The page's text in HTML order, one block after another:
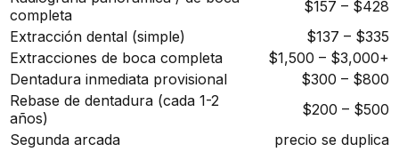
completa
$157 – $428
Extracción dental (simple)
$137 – $335
Extracciones de boca completa
$1,500 – $3,000+
Dentadura inmediata provisional
$300 – $800
Rebase de dentadura (cada 1-2
años)
$200 – $500
Segunda arcada
precio se duplica